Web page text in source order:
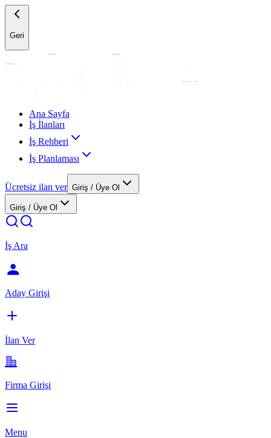
Geri
Ana Sayfa
İş İlanları
İş Rehberi
İş Planlaması
Ücretsiz ilan ver Giriş / Üye Ol
Giriş / Üye Ol
İş Ara
Aday Girişi
İlan Ver
Firma Girişi
Menu